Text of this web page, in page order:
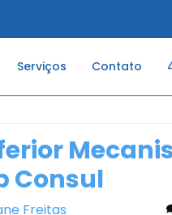
Serviços Contato
Consul
Freitas